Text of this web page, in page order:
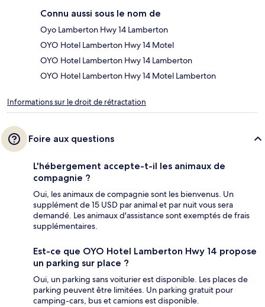
Connu aussi sous le nom de
Oyo Lamberton Hwy 14 Lamberton
OYO Hotel Lamberton Hwy 14 Motel
OYO Hotel Lamberton Hwy 14 Lamberton
OYO Hotel Lamberton Hwy 14 Motel Lamberton
Informations sur le droit de rétractation
Foire aux questions
L'hébergement accepte-t-il les animaux de
compagnie ?
Oui, les animaux de compagnie sont les bienvenus. Un
supplément de 15 USD par animal et par nuit vous sera
demandé. Les animaux d'assistance sont exemptés de frais
supplémentaires.
Est-ce que OYO Hotel Lamberton Hwy 14 propose
un parking sur place ?
Oui, un parking sans voiturier est disponible. Les places de
parking peuvent être limitées. Un parking gratuit pour
camping-cars, bus et camions est disponible.